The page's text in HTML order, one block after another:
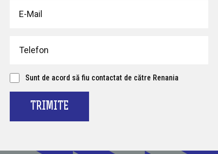
Sunt de acord să fiu contactat de către Renania
TRIMITE